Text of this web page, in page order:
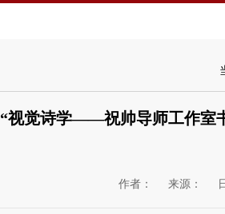
“视觉诗学——祝帅导师工作室
作者： 来源：